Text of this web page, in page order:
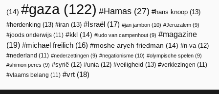
(14) gaza (122) Hamas (27) hans knoop (13)
herdenking (13) iran (13) Israël (17) jan jambon (10) Jeruzalem (9)
joods onderwijs (11) kkl (14) ludo van campenhout (9)
magazine
(19)
michael freilich (16) moshe aryeh friedman (14) n-va (12)
nederland (11) nederzettingen (9) negationisme (10) olympische spelen (9)
shimon peres (9) syrië (12) unia (12) veiligheid (13) verkiezingen (11)
vlaams belang (11) vrt (18)